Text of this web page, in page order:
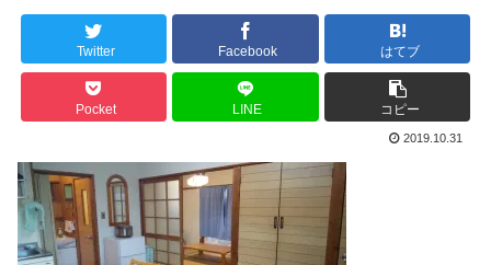
Twitter Facebook はてブ
Pocket LINE コピー
2019.10.31